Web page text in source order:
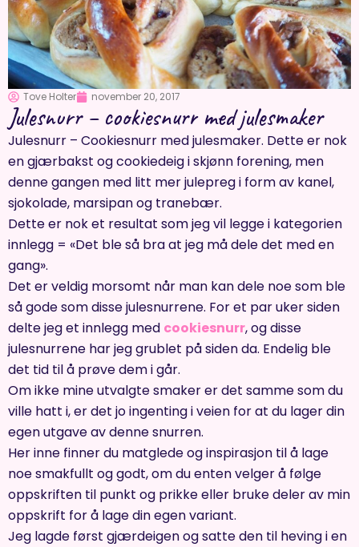
Tove Holter november 20, 2017
Julesnurr – cookiesnurr med julesmaker
Julesnurr – Cookiesnurr med julesmaker. Dette er nok
en gjærbakst og cookiedeig i skjønn forening, men
denne gangen med litt mer julepreg i form av kanel,
sjokolade, marsipan og tranebær.
Dette er nok et resultat som jeg vil legge i kategorien
innlegg = «Det ble så bra at jeg må dele det med en
gang».
Det er veldig morsomt når man kan dele noe som ble
så gode som disse julesnurrene. For et par uker siden
delte jeg et innlegg med cookiesnurr, og disse
julesnurrene har jeg grublet på siden da. Endelig ble
det tid til å prøve dem i går.
Om ikke mine utvalgte smaker er det samme som du
ville hatt i, er det jo ingenting i veien for at du lager din
egen utgave av denne snurren.
Her inne finner du matglede og inspirasjon til å lage
noe smakfullt og godt, om du enten velger å følge
oppskriften til punkt og prikke eller bruke deler av min
oppskrift for å lage din egen variant.
Jeg lagde først gjærdeigen og satte den til heving i en